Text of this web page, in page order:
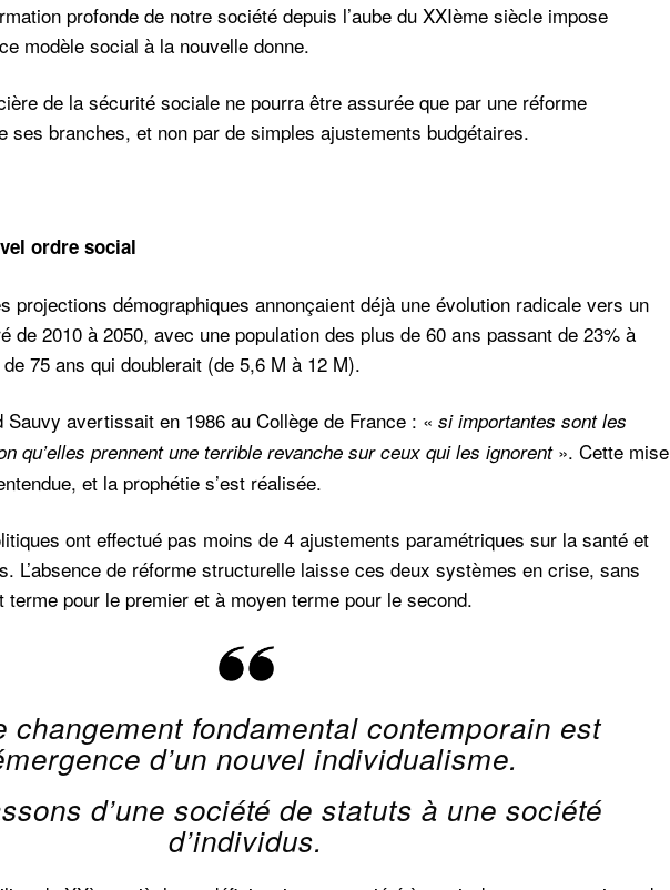
profonde de notre société depuis l’aube du XXIème siècle impose
modèle social à la nouvelle donne.
de la sécurité sociale ne pourra être assurée que par une réforme
ses branches, et non par de simples ajustements budgétaires.
ordre social
projections démographiques annonçaient déjà une évolution radicale vers un
de 2010 à 2050, avec une population des plus de 60 ans passant de 23% à
75 ans qui doublerait (de 5,6 M à 12 M).
Sauvy avertissait en 1986 au Collège de France : « si importantes sont les
qu’elles prennent une terrible revanche sur ceux qui les ignorent». Cette mise
et la prophétie s’est réalisée.
ont effectué pas moins de 4 ajustements paramétriques sur la santé et
L’absence de réforme structurelle laisse ces deux systèmes en crise, sans
pour le premier et à moyen terme pour le second.
changement fondamental contemporain est
d’un nouvel individualisme.
d’une société de statuts à une société
d’individus.